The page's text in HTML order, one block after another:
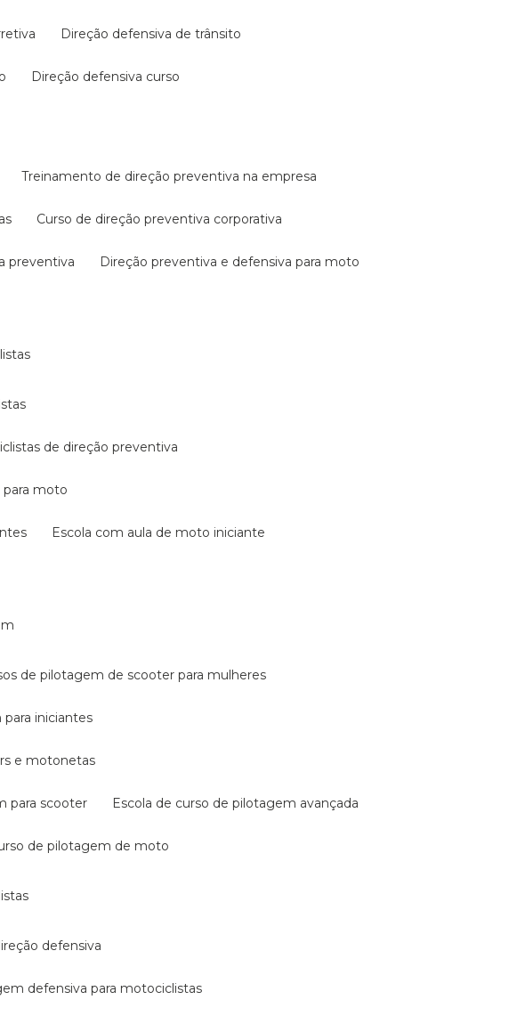
direção defensiva de trânsito
direção defensiva curso
treinamento de direção preventiva na empresa
curso de direção preventiva corporativa
preventiva direção preventiva e defensiva para moto
de direção preventiva
para moto
escola com aula de moto iniciante
de pilotagem de scooter para mulheres
para iniciantes
e motonetas
para scooter escola de curso de pilotagem avançada
de pilotagem de moto
defensiva
defensiva para motociclistas